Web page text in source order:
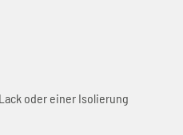
oder einer Isolierung